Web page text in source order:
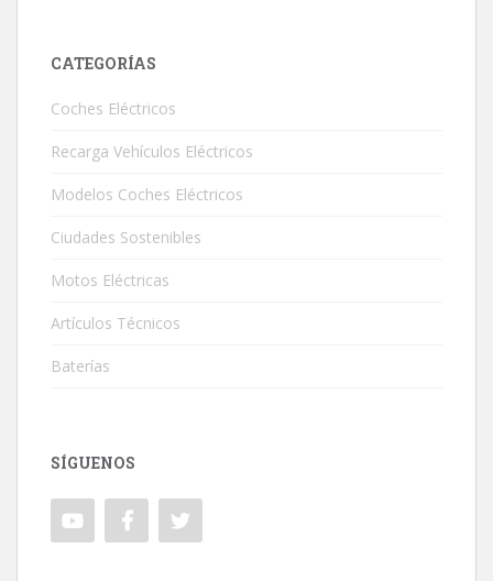
CATEGORÍAS
Coches Eléctricos
Recarga Vehículos Eléctricos
Modelos Coches Eléctricos
Ciudades Sostenibles
Motos Eléctricas
Artículos Técnicos
Baterías
SÍGUENOS